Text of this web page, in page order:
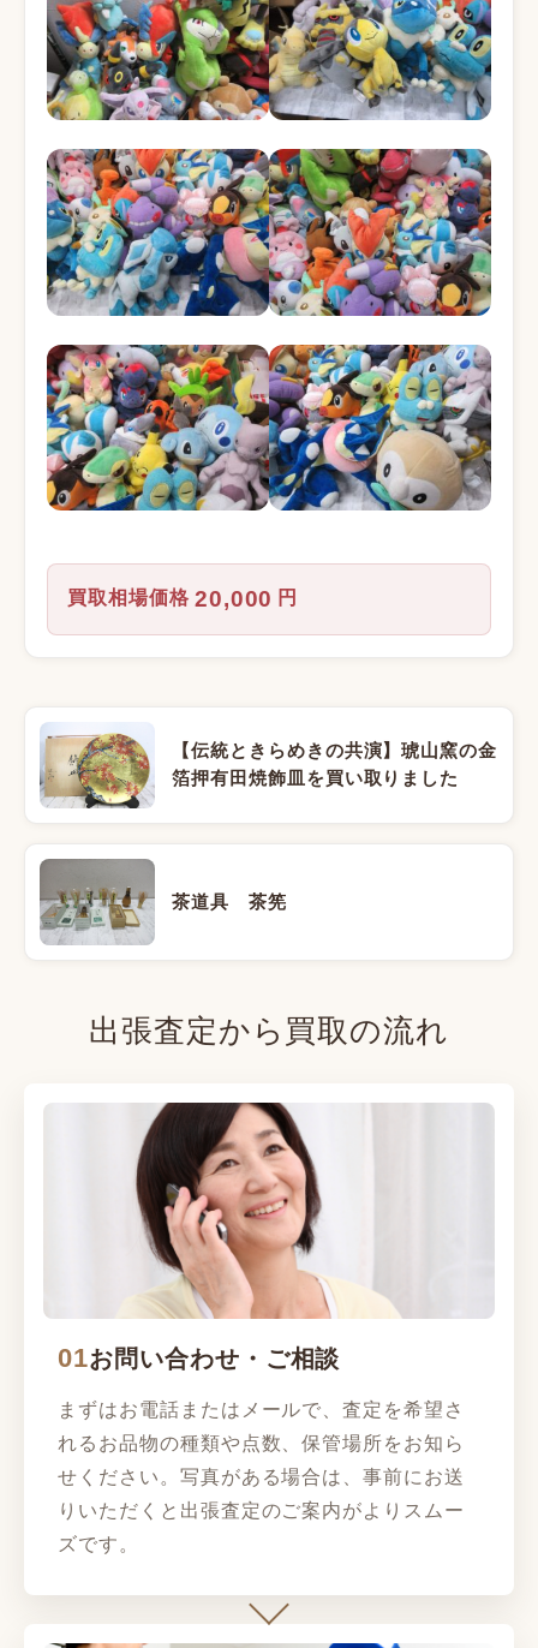
買取相場価格 20,000 円
【伝統ときらめきの共演】琥山窯の金
箔押有田焼飾皿を買い取りました
茶道具 茶筅
出張査定から買取の流れ
01お問い合わせ・ご相談
まずはお電話またはメールで、査定を希望さ
れるお品物の種類や点数、保管場所をお知ら
せください。写真がある場合は、事前にお送
りいただくと出張査定のご案内がよりスムー
ズです。